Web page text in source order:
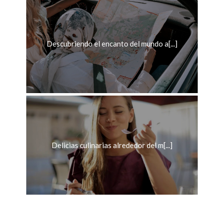
Descubriendo el encanto del mundo a[...]
Delicias culinarias alrededor del m[...]